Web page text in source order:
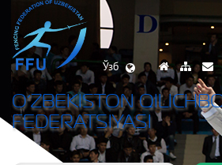
Ўзб
O’ZBEKISTON
FEDERATSIYASI